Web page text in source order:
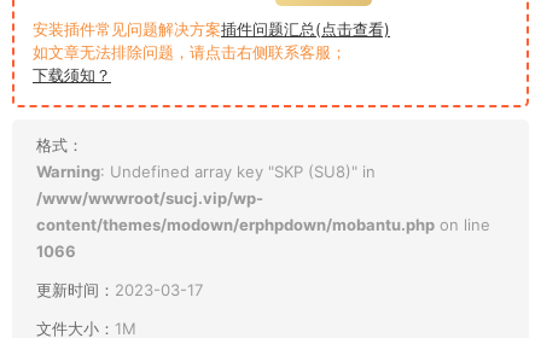
安装插件常见问题解决方案插件问题汇总(点击查看)
如文章无法排除问题，请点击右侧联系客服；
下载须知？
格式：
Warning: Undefined array key "SKP (SU8)" in
/www/wwwroot/sucj.vip/wp-
content/themes/modown/erphpdown/mobantu.php on line
1066
更新时间： 2023-03-17
文件大小： 1M